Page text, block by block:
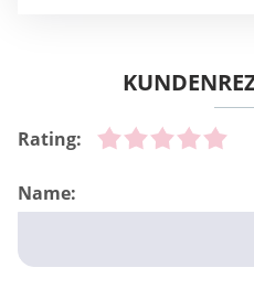
Rating:
Name: